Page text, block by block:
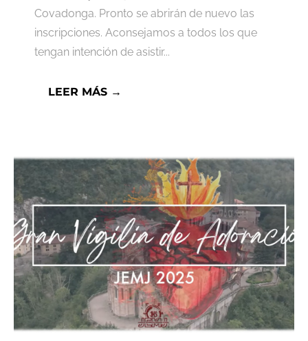
Covadonga. Pronto se abrirán de nuevo las
inscripciones. Aconsejamos a todos los que
tengan intención de asistir...
LEER MÁS →